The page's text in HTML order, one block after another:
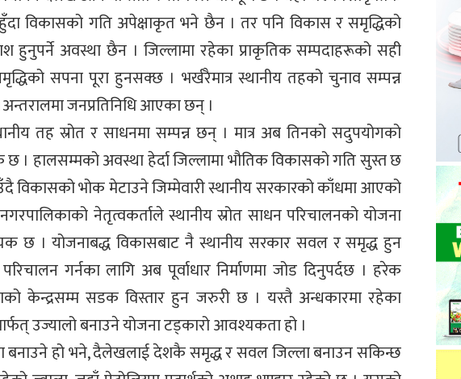
विकासको गति अपेक्षाकृत भने छैन । तर पनि विकास र समृद्धिको
हुनुपर्ने अवस्था छैन । जिल्लामा रहेका प्राकृतिक सम्पदाहरूको सही
सपना पूरा हुनसक्छ । भर्खरैमात्र स्थानीय तहको चुनाव सम्पन्न
जनप्रतिनिधि आएका छन् ।
तह स्रोत र साधनमा सम्पन्न छन् । मात्र अब तिनको सदुपयोगको
। हालसम्मको अवस्था हेर्दा जिल्लामा भौतिक विकासको गति सुस्त छ
विकासको भोक मेटाउने जिम्मेवारी स्थानीय सरकारको काँधमा आएको
नेतृत्वकर्ताले स्थानीय स्रोत साधन परिचालनको योजना
छ । योजनाबद्ध विकासबाट नै स्थानीय सरकार सवल र समृद्ध हुन
गर्नका लागि अब पूर्वाधार निर्माणमा जोड दिनुपर्दछ । हरेक
केन्द्रसम्म सडक विस्तार हुन जरुरी छ । यस्तै अन्धकारमा रहेका
उज्यालो बनाउने योजना टड्कारो आवश्यकता हो ।
बनाउने हो भने, दैलेखलाई देशकै समृद्ध र सवल जिल्ला बनाउन सकिन्छ